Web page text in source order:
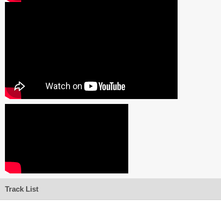
Track List